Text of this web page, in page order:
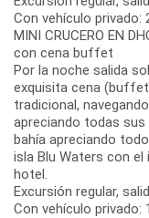
Con vehículo privado:
MINI CRUCERO EN
con cena buffet
Por la noche salida
exquisita cena
tradicional,
apreciando todas sus
bahía apreciando
isla Blu Waters con el
hotel.
Excursión regular,
Con vehículo privado: